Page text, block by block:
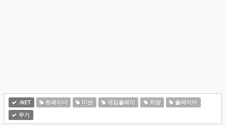
.NET 트레이너 미션 게임플레이 차량
플레이어
무기